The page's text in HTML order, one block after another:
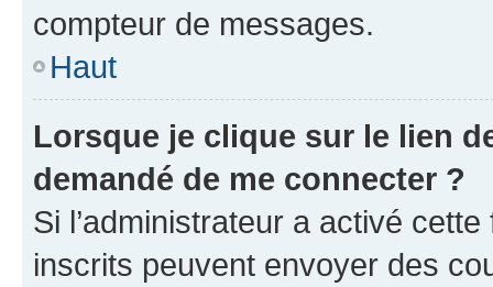
compteur de messages.
Haut
Lorsque je clique sur le lien
demandé de me connecter ?
Si l’administrateur a activé
inscrits peuvent envoyer des